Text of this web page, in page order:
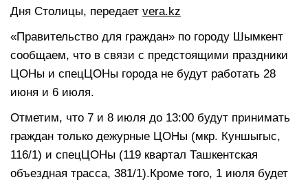
Дня Столицы, передает vera.kz
«Правительство для граждан» по городу Шымкент
сообщаем, что в связи с предстоящими праздники
ЦОНы и спецЦОНы города не будут работать 28
июня и 6 июля.
Отметим, что 7 и 8 июля до 13:00 будут принимать
граждан только дежурные ЦОНы (мкр. Куншыгыс,
116/1) и спецЦОНы (119 квартал Ташкентская
объездная трасса, 381/1).Кроме того, 1 июля будет